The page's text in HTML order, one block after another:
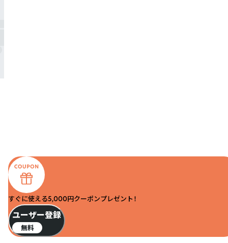
すぐに使える5,000円クーポンプレゼント！
ユーザー登録
無料